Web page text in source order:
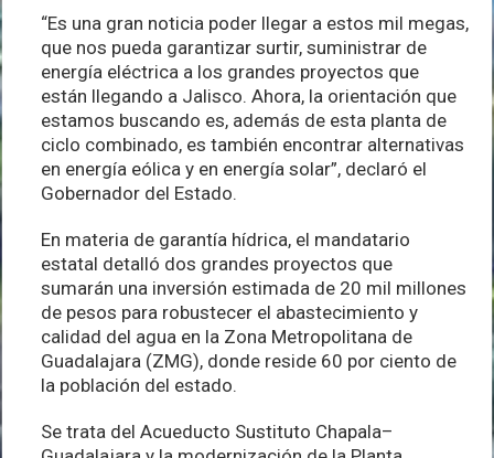
“Es una gran noticia poder llegar a estos mil megas,
que nos pueda garantizar surtir, suministrar de
energía eléctrica a los grandes proyectos que
están llegando a Jalisco. Ahora, la orientación que
estamos buscando es, además de esta planta de
ciclo combinado, es también encontrar alternativas
en energía eólica y en energía solar”, declaró el
Gobernador del Estado.
En materia de garantía hídrica, el mandatario
estatal detalló dos grandes proyectos que
sumarán una inversión estimada de 20 mil millones
de pesos para robustecer el abastecimiento y
calidad del agua en la Zona Metropolitana de
Guadalajara (ZMG), donde reside 60 por ciento de
la población del estado.
Se trata del Acueducto Sustituto Chapala–